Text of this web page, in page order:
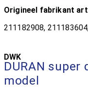
Origineel fabrikant
211182908,
DWK
DURAN super
model